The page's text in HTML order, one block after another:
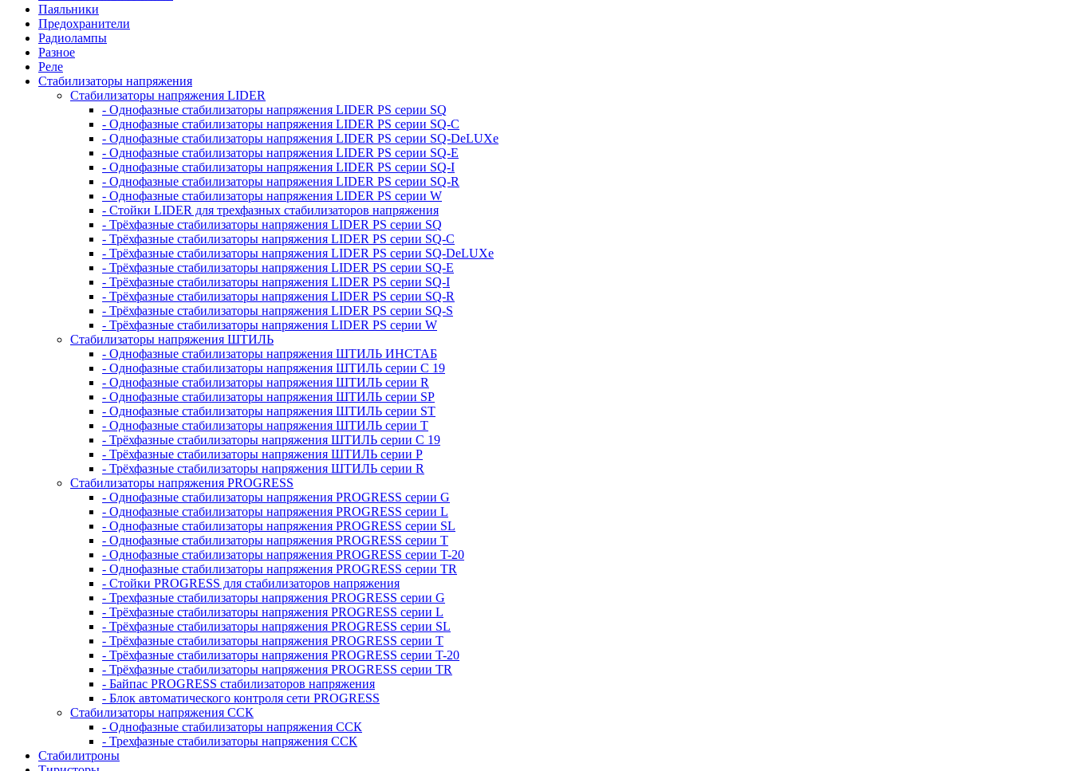
Паяльники
Предохранители
Радиолампы
Разное
Реле
Стабилизаторы напряжения
Стабилизаторы напряжения LIDER
- Однофазные стабилизаторы напряжения LIDER PS серии SQ
- Однофазные стабилизаторы напряжения LIDER PS серии SQ-C
- Однофазные стабилизаторы напряжения LIDER PS серии SQ-DeLUXe
- Однофазные стабилизаторы напряжения LIDER PS серии SQ-E
- Однофазные стабилизаторы напряжения LIDER PS серии SQ-I
- Однофазные стабилизаторы напряжения LIDER PS серии SQ-R
- Однофазные стабилизаторы напряжения LIDER PS серии W
- Стойки LIDER для трехфазных стабилизаторов напряжения
- Трёхфазные стабилизаторы напряжения LIDER PS серии SQ
- Трёхфазные стабилизаторы напряжения LIDER PS серии SQ-C
- Трёхфазные стабилизаторы напряжения LIDER PS серии SQ-DeLUXe
- Трёхфазные стабилизаторы напряжения LIDER PS серии SQ-E
- Трёхфазные стабилизаторы напряжения LIDER PS серии SQ-I
- Трёхфазные стабилизаторы напряжения LIDER PS серии SQ-R
- Трёхфазные стабилизаторы напряжения LIDER PS серии SQ-S
- Трёхфазные стабилизаторы напряжения LIDER PS серии W
Стабилизаторы напряжения ШТИЛЬ
- Однофазные стабилизаторы напряжения ШТИЛЬ ИНСТАБ
- Однофазные стабилизаторы напряжения ШТИЛЬ серии C 19
- Однофазные стабилизаторы напряжения ШТИЛЬ серии R
- Однофазные стабилизаторы напряжения ШТИЛЬ серии SP
- Однофазные стабилизаторы напряжения ШТИЛЬ серии ST
- Однофазные стабилизаторы напряжения ШТИЛЬ серии T
- Трёхфазные стабилизаторы напряжения ШТИЛЬ серии C 19
- Трёхфазные стабилизаторы напряжения ШТИЛЬ серии P
- Трёхфазные стабилизаторы напряжения ШТИЛЬ серии R
Стабилизаторы напряжения PROGRESS
- Однофазные стабилизаторы напряжения PROGRESS серии G
- Однофазные стабилизаторы напряжения PROGRESS серии L
- Однофазные стабилизаторы напряжения PROGRESS серии SL
- Однофазные стабилизаторы напряжения PROGRESS серии T
- Однофазные стабилизаторы напряжения PROGRESS серии T-20
- Однофазные стабилизаторы напряжения PROGRESS серии TR
- Стойки PROGRESS для стабилизаторов напряжения
- Трехфазные стабилизаторы напряжения PROGRESS серии G
- Трёхфазные стабилизаторы напряжения PROGRESS серии L
- Трёхфазные стабилизаторы напряжения PROGRESS серии SL
- Трёхфазные стабилизаторы напряжения PROGRESS серии T
- Трёхфазные стабилизаторы напряжения PROGRESS серии T-20
- Трёхфазные стабилизаторы напряжения PROGRESS серии TR
- Байпас PROGRESS стабилизаторов напряжения
- Блок автоматического контроля сети PROGRESS
Стабилизаторы напряжения ССК
- Однофазные стабилизаторы напряжения ССК
- Трехфазные стабилизаторы напряжения ССК
Стабилитроны